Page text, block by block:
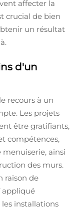
affecter la
crucial de bien
un résultat
d'un
recours à un
Les projets
être gratifiants,
compétences,
ainsi
des murs.
raison de
appliqué
installations